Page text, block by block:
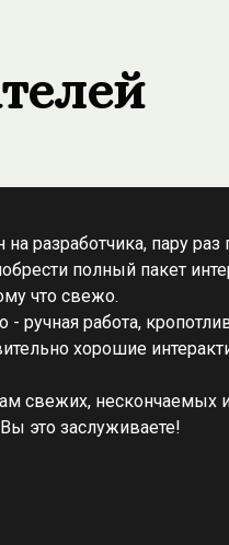
на разработчика, пару раз
полный пакет
что свежо.
- ручная работа,
хорошие
свежих, нескончаемых
это заслуживаете!